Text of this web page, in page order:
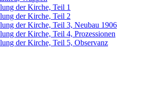
der Kirche, Teil 1
der Kirche, Teil 2
der Kirche, Teil 3, Neubau 1906
der Kirche, Teil 4, Prozessionen
der Kirche, Teil 5, Observanz